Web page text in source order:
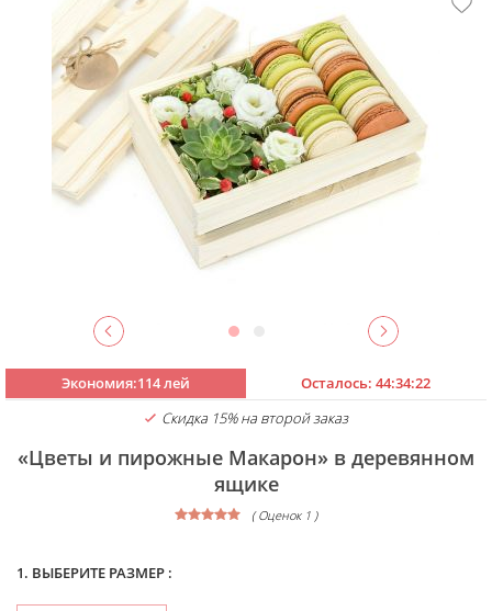
Экономия:114 лей Осталось:44:34:22
Скидка 15% на второй заказ
«Цветы и пирожные Макарон» в деревянном
ящике
( Оценок 1 )
1. ВЫБЕРИТЕ РАЗМЕР :